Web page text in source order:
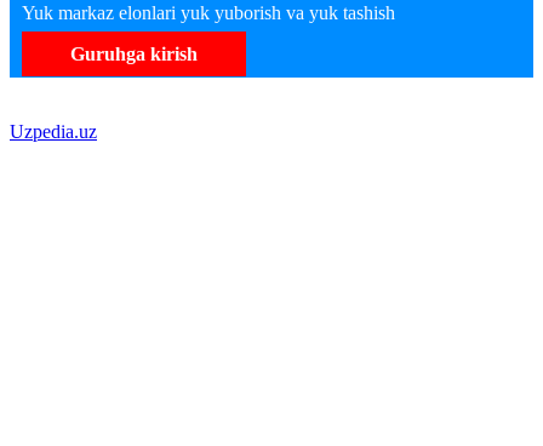
Yuk markaz elonlari yuk yuborish va yuk tashish
Guruhga kirish
Uzpedia.uz